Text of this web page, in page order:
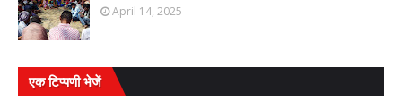
April 14, 2025
एक टिप्पणी भेजें